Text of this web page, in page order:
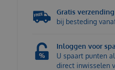
Gratis verzending
bij besteding
Inloggen voor
U spaart punten
direct inwisselen